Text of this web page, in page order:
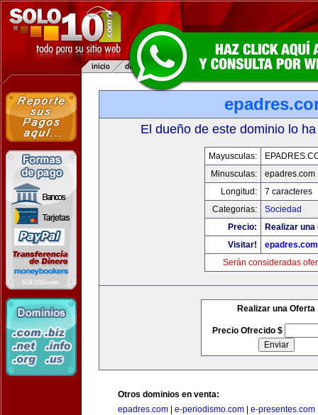
El dueño de este dominio lo
Mayusculas:
Minusculas:
epadres.com
Longitud:
7 caracteres
Categorias:
Sociedad
Precio:
Realizar
Visitar!
epadres.com
Serán consideradas
Realizar una Oferta
Precio Ofrecido $
Otros dominios en venta:
epadres.com
e-periodismo.com e-presentes.com